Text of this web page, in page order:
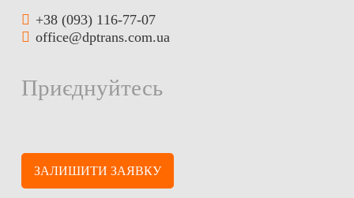
+38 (093) 116-77-07
office@dptrans.com.ua
Приєднуйтесь
ЗАЛИШИТИ ЗАЯВКУ